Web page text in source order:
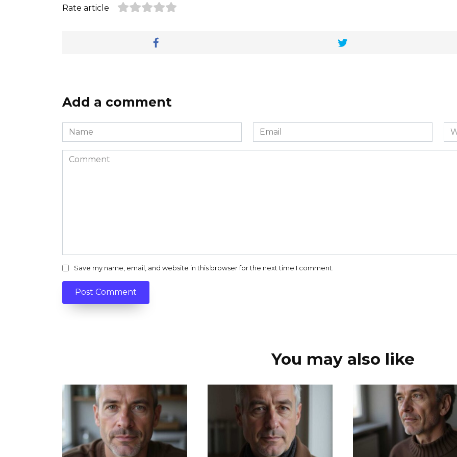
Rate article
Add a comment
Name
*
Email
*
Comment
Save my name, email, and website in this browser for the next time I comment.
You may also like